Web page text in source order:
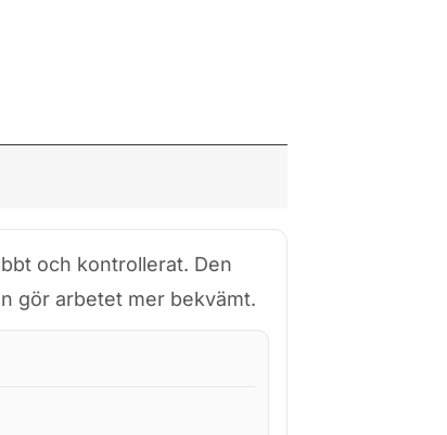
och kontrollerat. Den
gör arbetet mer bekvämt.